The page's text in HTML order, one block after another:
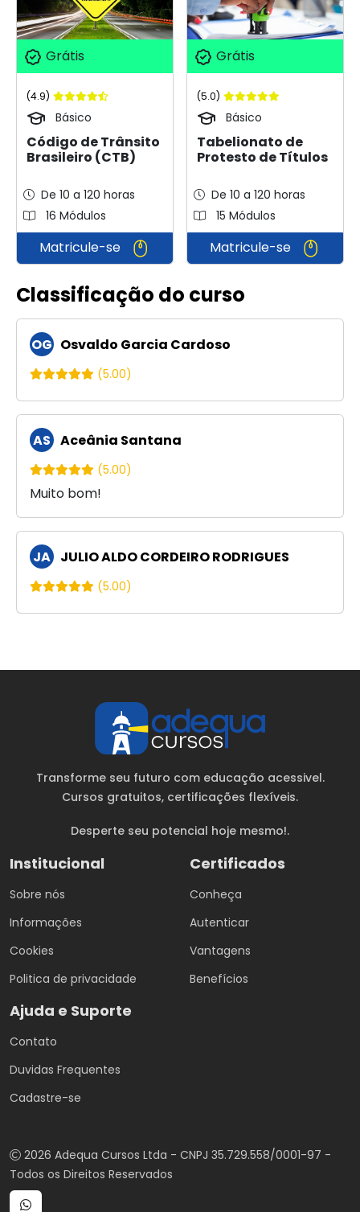
Grátis
(4.9)
Básico
Código de Trânsito
Brasileiro (CTB)
De 10 a 120 horas
16 Módulos
Matricule-se
Grátis
(5.0)
Básico
Tabelionato de
Protesto de Títulos
De 10 a 120 horas
15 Módulos
Matricule-se
Classificação do curso
OG Osvaldo Garcia Cardoso
(5.00)
AS Aceânia Santana
(5.00)
Muito bom!
JA JULIO ALDO CORDEIRO RODRIGUES
(5.00)
Transforme seu futuro com educação acessivel.
Cursos gratuitos, certificações flexíveis.
Desperte seu potencial hoje mesmo!.
Institucional
Sobre nós
Informações
Cookies
Politica de privacidade
Certificados
Conheça
Autenticar
Vantagens
Benefícios
Ajuda e Suporte
Contato
Duvidas Frequentes
Cadastre-se
2026 Adequa Cursos Ltda - CNPJ 35.729.558/0001-97 -
Todos os Direitos Reservados